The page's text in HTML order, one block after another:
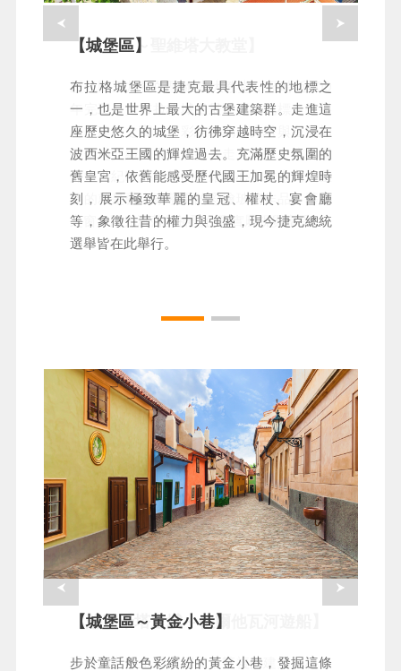
【城堡區～聖維塔大教堂】
歷代國王加冕的聖維塔大教堂，歷時近600
年完工，是布拉格城堡最重要的地標，被譽
為「建築之寶」。彩繪玻璃、尖塔與皇冠加
冕聖地交織出震撼氣勢，走入其中，彷彿置
身中世紀歐洲王朝的榮耀核心。教堂內最重
要的就是藝術家慕夏的彩繪玻璃作品～慕夏
之窗，陽光灑落的神聖色彩實屬視覺享受。
【城堡區】
布拉格城堡區是捷克最具代表性的地標之
一，也是世界上最大的古堡建築群。走進這
座歷史悠久的城堡，彷彿穿越時空，沉浸在
波西米亞王國的輝煌過去。充滿歷史氛圍的
舊皇宮，依舊能感受歷代國王加冕的輝煌時
刻，展示極致華麗的皇冠、權杖、宴會廳
等，象徵往昔的權力與強盛，現今捷克總統
選舉皆在此舉行。
【悠遊千塔之城～伏爾他瓦河遊船】
要看到世界上最簡樸和最繁複的建築風格，
【城堡區～黃金小巷】
步於童話般色彩繽紛的黃金小巷，發掘這條